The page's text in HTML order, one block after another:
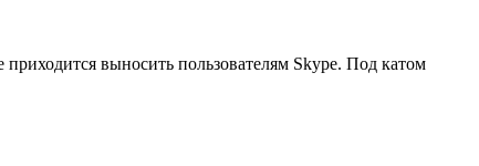
выносить пользователям Skype. Под катом